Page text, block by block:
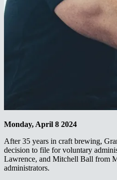
Monday, April 8 2024​​​​‌ ‍ ​‍​‍‌‍ ‌ ​‍‌‍‍‌‌‍‌ ‌‍‍‌‌‍ ‍​‍​‍​ ‍‍​‍​‍‌ ​ ‌‍​‌‌‍ ‍‌‍‍‌‌ ‌​‌ ‍‌​‍ ‍‌‍‍‌‌‍ ​‍​‍​‍ ​​‍​‍‌‍‍​‌ ​‍‌‍‌‌‌‍‌‍​‍​‍​ ‍‍​‍​‍‌‍‍​‌ ‌​‌ ‌​‌ ​​‌ ​ ​ ‍‍​‍ ​‍ ‌‍ ‌‌‍​‌‌‍​ ‌‍‍ ‌‍​‌‌ ‍‌​‍ ‌‌‍‌ ‌‍ ‌‍ ‌‍‌​‌ ‌ ‌‍‍‌‌‍ ‍​‍ ‍‌ ​ ‌‍​‌‌‍ ‍‌‍‍‌‌ ‌​‌ ‍‌​‍ ‍‌ ​ ‌ ‌​‌ ‌‌‌‍‌​‌‍‍‌‌‍ ​‍ ‌ ​ ‌ ‌​‌ ‌‌‌‍‌​‌‍‍‌‌‍ ​‍ ‌‍‍‌‌‍ ‍‌ ‌​‌‍‌‌‌‍ ‍‌ ‌​​‍ ‌‍‌‌‌‍‌​‌‍‍‌‌ ‌​​‍ ‌‍ ‌‌‍ ‌‍‌​‌‍‌‌​ ‌‌ ​​‌ ​‍‌‍‌‌‌ ​ ‌‍‌‌‌‍ ‍‌ ‌​‌‍​‌‌ ‌​‌‍‍‌‌‍ ‌‍ ‍​ ‍ ‌‍‍‌‌‍‌​​ ‌‌‍​ ‌‍‌​​ ​‍​ ‍‌​ ‍​​ ‌‌​ ‌​​ ​‌​‍ ‌​ ​​‌‍‌‍‌‍​ ​ ‌‌​‍ ‌​ ‌​‌‍‌‌‌‍​‌​ ​‍​‍ ‌​ ‍‌‌‍​‍​ ‌‌‌‍​ ​‍ ‌​ ‍‌‌‍​‍‌‍​‌​ ​​​ ​ ‌‍​‌‌‍‌‌​ ‌‌‌‍‌‍‌‍‌‍‌‍​ ​ ‍​​ ‍ ‌ ‌​‌ ‍‌‌ ​​‌‍‌‌​ ‌‌ ​​‌‍ ‌ ​ ‌ ‌​​ ‍ ‌ ​​‌‍​‌‌ ‌​‌‍‍​​ ‌‌‍​ ‌‍ ‌‍ ‍‌ ‌​‌‍‌‌‌‍ ‍‌ ‌​​‍‌‌​ ‌‌‌​​‍‌‌ ‌‍‍ ‌‍‌‌‌ ‍‌​‍‌‌​ ​ ‌​‌​​‍‌‌​ ​ ‌​‌​​‍‌‌​ ​‍​ ​‍​ ‌ ​ ‌ ​ ‍​​ ‍‌​ ​‌​ ​‍​ ‍​‌‍‌​​ ‍​‌‍​‌‌‍‌‌​ ‌ ​‍‌‌​ ​‍​ ​‍​‍‌‌​ ‌‌‌​‌​​‍ ‍‌‍​ ‌‍‍​‌‍‍‌‌‍ ​‌‍‌​‌ ​‍‌‍‌‌‌‍ ‍​‍‌‌​ ‌‌‌​​‍‌‌ ‌‍‍ ‌‍‌‌‌ ‍‌​‍‌‌​ ​ ‌​‌​​‍‌‌​ ​ ‌​‌​​‍‌‌​ ​‍​ ​‍​ ‌‌​ ‌​​ ‌‌​ ​‌‌‍​‌‌‍‌​​ ​​​ ​‌‌‍‌​​ ​ ‌‍‌​‌‍​‍​‍‌‌​ ​‍​ ​‍​‍‌‌​ ‌‌‌​‌​​‍ ‍‌ ‌​‌‍‌‌‌ ‍​‌ ‌​​ ‌‍​‍‌‍​‌‌ ​ ‌‍‌‌‌‌‌‌‌ ​‍‌‍ ​​ ‌‌‍‍​‌ ‌​‌ ‌​‌ ​​‌ ​ ​‍‌‌​ ​ ‌​​‌​‍‌‌​ ​‍‌​‌‍​‍‌‌​ ​‍‌​‌‍‌‍ ‌‌‍​‌‌‍​ ‌‍‍ ‌‍​‌‌ ‍‌​‍ ‌‌‍‌ ‌‍ ‌‍ ‌‍‌​‌ ‌ ‌‍‍‌‌‍ ‍​‍ ‍‌ ​ ‌‍​‌‌‍ ‍‌‍‍‌‌ ‌​‌ ‍‌​‍ ‍‌ ​ ‌ ‌​‌ ‌‌‌‍‌​‌‍‍‌‌‍ ​‍‌‌​ ​‍‌​‌‍‌ ​ ‌ ‌​‌ ‌‌‌‍‌​‌‍‍‌‌‍ ​‍‌‍‌‍‍‌‌‍‌​​ ‌‌‍​ ‌‍‌​​ ​‍​ ‍‌​ ‍​​ ‌‌​ ‌​​ ​‌​‍ ‌​ ​​‌‍‌‍‌‍​ ​ ‌‌​‍ ‌​ ‌​‌‍‌‌‌‍​‌​ ​‍​‍ ‌​ ‍‌‌‍​‍​ ‌‌‌‍​ ​‍ ‌​ ‍‌‌‍​‍‌‍​‌​ ​​​ ​ ‌‍​‌‌‍‌‌​ ‌‌‌‍‌‍‌‍‌‍‌‍​ ​ ‍​​‍‌‍‌ ‌​‌ ‍‌‌ ​​‌‍‌‌​ ‌‌ ​​‌‍ ‌ ​ ‌ ‌​​‍‌‍‌ ​​‌‍​‌‌ ‌​‌‍‍​​ ‌‌‍​ ‌‍ ‌‍ ‍‌ ‌​‌‍‌‌‌‍ ‍‌ ‌​​‍‌‌​ ‌‌‌​​‍‌‌ ‌‍‍ ‌‍‌‌‌ ‍‌​‍‌‌​ ​ ‌​‌​​‍‌‌​ ​ ‌​‌​​‍‌‌​ ​‍​ ​‍​ ‌ ​ ‌ ​ ‍​​ ‍‌​ ​‌​ ​‍​ ‍​‌‍‌​​ ‍​‌‍​‌‌‍‌‌​ ‌ ​‍‌‌​ ​‍​ ​‍​‍‌‌​ ‌‌‌​‌​​‍ ‍‌‍​ ‌‍‍​‌‍‍‌‌‍ ​‌‍‌​‌ ​‍‌‍‌‌‌‍ ‍​‍‌‌​ ‌‌‌​​‍‌‌ ‌‍‍ ‌‍‌‌‌ ‍‌​‍‌‌​ ​ ‌​‌​​‍‌‌​ ​ ‌​‌​​‍‌‌​ ​‍​ ​‍​ ‌‌​ ‌​​ ‌‌​ ​‌‌‍​‌‌‍‌​​ ​​​ ​‌‌‍‌​​ ​ ‌‍‌​‌‍​‍​‍‌‌​ ​‍​ ​‍​‍‌‌​ ‌‌‌​‌​​‍ ‍‌ ‌​‌‍‌‌‌ ‍​‌ ‌​​‍‌‍‌ ​​‌‍‌‌‌ ​‍‌ ​ ‌ ​​‌‍‌‌‌‍​ ‌ ‌​‌‍‍‌‌ ‌‍‌‍‌‌​ ‌‌ ​​‌ ‌‌‌‍​‍‌‍ ​‌‍‍‌‌ ​ ‌‍‍​‌‍‌‌‌‍‌​​‍​‍‌ ‌
After 35 years in craft brewing,
decision to file for voluntary
Lawrence, and Mitchell Ball from
administrators.​​​​‌ ‍ ​‍​‍‌‍ ‌ ​‍‌‍‍‌‌‍‌ ‌‍‍‌‌‍ ‍​‍​‍​ ‍‍​‍​‍‌ ​ ‌‍​‌‌‍ ‍‌‍‍‌‌ ‌​‌ ‍‌​‍ ‍‌‍‍‌‌‍ ​‍​‍​‍ ​​‍​‍‌‍‍​‌ ​‍‌‍‌‌‌‍‌‍​‍​‍​ ‍‍​‍​‍‌‍‍​‌ ‌​‌ ‌​‌ ​​‌ ​ ​ ‍‍​‍ ​‍ ‌‍ ‌‌‍​‌‌‍​ ‌‍‍ ‌‍​‌‌ ‍‌​‍ ‌‌‍‌ ‌‍ ‌‍ ‌‍‌​‌ ‌ ‌‍‍‌‌‍ ‍​‍ ‍‌ ​ ‌‍​‌‌‍ ‍‌‍‍‌‌ ‌​‌ ‍‌​‍ ‍‌ ​ ‌ ‌​‌ ‌‌‌‍‌​‌‍‍‌‌‍ ​‍ ‌ ​ ‌ ‌​‌ ‌‌‌‍‌​‌‍‍‌‌‍ ​‍ ‌‍‍‌‌‍ ‍‌ ‌​‌‍‌‌‌‍ ‍‌ ‌​​‍ ‌‍‌‌‌‍‌​‌‍‍‌‌ ‌​​‍ ‌‍ ‌‌‍ ‌‍‌​‌‍‌‌​ ‌‌ ​​‌ ​‍‌‍‌‌‌ ​ ‌‍‌‌‌‍ ‍‌ ‌​‌‍​‌‌ ‌​‌‍‍‌‌‍ ‌‍ ‍​ ‍ ‌‍‍‌‌‍‌​​ ‌‌‍​ ‌‍‌​​ ​‍​ ‍‌​ ‍​​ ‌‌​ ‌​​ ​‌​‍ ‌​ ​​‌‍‌‍‌‍​ ​ ‌‌​‍ ‌​ ‌​‌‍‌‌‌‍​‌​ ​‍​‍ ‌​ ‍‌‌‍​‍​ ‌‌‌‍​ ​‍ ‌​ ‍‌‌‍​‍‌‍​‌​ ​​​ ​ ‌‍​‌‌‍‌‌​ ‌‌‌‍‌‍‌‍‌‍‌‍​ ​ ‍​​ ‍ ‌ ‌​‌ ‍‌‌ ​​‌‍‌‌​ ‌‌ ​​‌‍ ‌ ​ ‌ ‌​​ ‍ ‌ ​​‌‍​‌‌ ‌​‌‍‍​​ ‌‌‍​ ‌‍ ‌‍ ‍‌ ‌​‌‍‌‌‌‍ ‍‌ ‌​​‍‌‌​ ‌‌‌​​‍‌‌ ‌‍‍ ‌‍‌‌‌ ‍‌​‍‌‌​ ​ ‌​‌​​‍‌‌​ ​ ‌​‌​​‍‌‌​ ​‍​ ​‍‌‍‌​​ ‍‌​ ‍‌​ ​‍‌‍‌‍‌‍‌‌​ ‍‌‌‍​ ‌‍​ ​ ‌‍​ ‌‌‌‍‌‌​‍‌‌​ ​‍​ ​‍​‍‌‌​ ‌‌‌​‌​​‍ ‍‌‍​ ‌‍‍​‌‍‍‌‌‍ ​‌‍‌​‌ ​‍‌‍‌‌‌‍ ‍​‍‌‌​ ‌‌‌​​‍‌‌ ‌‍‍ ‌‍‌‌‌ ‍‌​‍‌‌​ ​ ‌​‌​​‍‌‌​ ​ ‌​‌​​‍‌‌​ ​‍​ ​‍‌‍​ ‌‍‌‍​ ‌​​ ‌ ‌‍‌‍​ ‍‌​ ​ ​ ‌ ​ ‌‌​ ‍​‌‍​‍‌‍​‌​‍‌‌​ ​‍​ ​‍​‍‌‌​ ‌‌‌​‌​​‍ ‍‌ ‌​‌‍‌‌‌ ‍​‌ ‌​​ ‌‍​‍‌‍​‌‌ ​ ‌‍‌‌‌‌‌‌‌ ​‍‌‍ ​​ ‌‌‍‍​‌ ‌​‌ ‌​‌ ​​‌ ​ ​‍‌‌​ ​ ‌​​‌​‍‌‌​ ​‍‌​‌‍​‍‌‌​ ​‍‌​‌‍‌‍ ‌‌‍​‌‌‍​ ‌‍‍ ‌‍​‌‌ ‍‌​‍ ‌‌‍‌ ‌‍ ‌‍ ‌‍‌​‌ ‌ ‌‍‍‌‌‍ ‍​‍ ‍‌ ​ ‌‍​‌‌‍ ‍‌‍‍‌‌ ‌​‌ ‍‌​‍ ‍‌ ​ ‌ ‌​‌ ‌‌‌‍‌​‌‍‍‌‌‍ ​‍‌‌​ ​‍‌​‌‍‌ ​ ‌ ‌​‌ ‌‌‌‍‌​‌‍‍‌‌‍ ​‍‌‍‌‍‍‌‌‍‌​​ ‌‌‍​ ‌‍‌​​ ​‍​ ‍‌​ ‍​​ ‌‌​ ‌​​ ​‌​‍ ‌​ ​​‌‍‌‍‌‍​ ​ ‌‌​‍ ‌​ ‌​‌‍‌‌‌‍​‌​ ​‍​‍ ‌​ ‍‌‌‍​‍​ ‌‌‌‍​ ​‍ ‌​ ‍‌‌‍​‍‌‍​‌​ ​​​ ​ ‌‍​‌‌‍‌‌​ ‌‌‌‍‌‍‌‍‌‍‌‍​ ​ ‍​​‍‌‍‌ ‌​‌ ‍‌‌ ​​‌‍‌‌​ ‌‌ ​​‌‍ ‌ ​ ‌ ‌​​‍‌‍‌ ​​‌‍​‌‌ ‌​‌‍‍​​ ‌‌‍​ ‌‍ ‌‍ ‍‌ ‌​‌‍‌‌‌‍ ‍‌ ‌​​‍‌‌​ ‌‌‌​​‍‌‌ ‌‍‍ ‌‍‌‌‌ ‍‌​‍‌‌​ ​ ‌​‌​​‍‌‌​ ​ ‌​‌​​‍‌‌​ ​‍​ ​‍‌‍‌​​ ‍‌​ ‍‌​ ​‍‌‍‌‍‌‍‌‌​ ‍‌‌‍​ ‌‍​ ​ ‌‍​ ‌‌‌‍‌‌​‍‌‌​ ​‍​ ​‍​‍‌‌​ ‌‌‌​‌​​‍ ‍‌‍​ ‌‍‍​‌‍‍‌‌‍ ​‌‍‌​‌ ​‍‌‍‌‌‌‍ ‍​‍‌‌​ ‌‌‌​​‍‌‌ ‌‍‍ ‌‍‌‌‌ ‍‌​‍‌‌​ ​ ‌​‌​​‍‌‌​ ​ ‌​‌​​‍‌‌​ ​‍​ ​‍‌‍​ ‌‍‌‍​ ‌​​ ‌ ‌‍‌‍​ ‍‌​ ​ ​ ‌ ​ ‌‌​ ‍​‌‍​‍‌‍​‌​‍‌‌​ ​‍​ ​‍​‍‌‌​ ‌‌‌​‌​​‍ ‍‌ ‌​‌‍‌‌‌ ‍​‌ ‌​​‍‌‍‌ ​​‌‍‌‌‌ ​‍‌ ​ ‌ ​​‌‍‌‌‌‍​ ‌ ‌​‌‍‍‌‌ ‌‍‌‍‌‌​ ‌‌ ​​‌ ‌‌‌‍​‍‌‍ ​‌‍‍‌‌ ​ ‌‍‍​‌‍‌‌‌‍‌​​‍​‍‌ ‌